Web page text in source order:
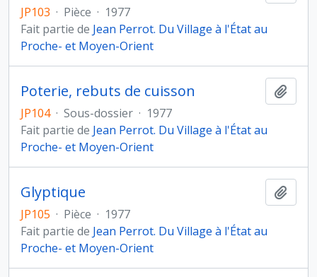
JP103 · Pièce · 1977
Fait partie de Jean Perrot. Du Village à l'État au
Proche- et Moyen-Orient
Poterie, rebuts de cuisson
JP104 · Sous-dossier · 1977
Fait partie de Jean Perrot. Du Village à l'État au
Proche- et Moyen-Orient
Glyptique
JP105 · Pièce · 1977
Fait partie de Jean Perrot. Du Village à l'État au
Proche- et Moyen-Orient